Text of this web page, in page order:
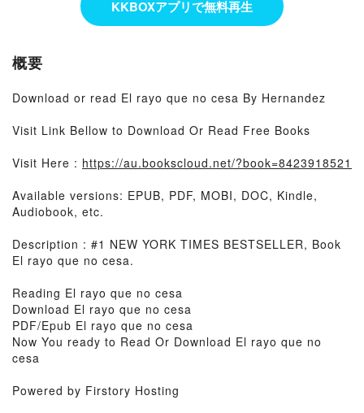
KKBOXアプリで無料再生
概要
Download or read El rayo que no cesa By Hernandez
Visit Link Bellow to Download Or Read Free Books
Visit Here : https://au.bookscloud.net/?book=8423918521
Available versions: EPUB, PDF, MOBI, DOC, Kindle,
Audiobook, etc.
Description : #1 NEW YORK TIMES BESTSELLER, Book
El rayo que no cesa.
Reading El rayo que no cesa
Download El rayo que no cesa
PDF/Epub El rayo que no cesa
Now You ready to Read Or Download El rayo que no
cesa
Powered by Firstory Hosting